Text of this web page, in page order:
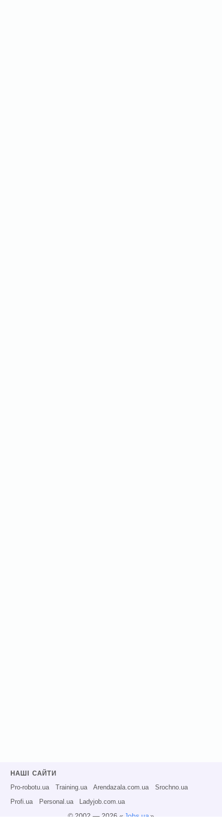
НАШІ САЙТИ
Pro-robotu.ua Training.ua Arendazala.com.ua Srochno.ua
Profi.ua Personal.ua Ladyjob.com.ua
© 2002 — 2026 « Jobs.ua»